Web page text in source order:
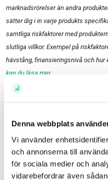
Denna webbplats
Vi använder
och annonserna till
för sociala medier och
vidarebefordrar även
marknadsrörelser än andra
sätter dig i in varje produkts
samtliga riskfaktorer med
slutliga villkor. Exempel på
hävstång, finansieringsnivå och
kan du läsa mer.
Historisk avkastning är ingen garanti för
Avkastningen kan också öka eller minska på
slutsatser som framkommer i bloggen är
och/eller åsikter från Avanza.